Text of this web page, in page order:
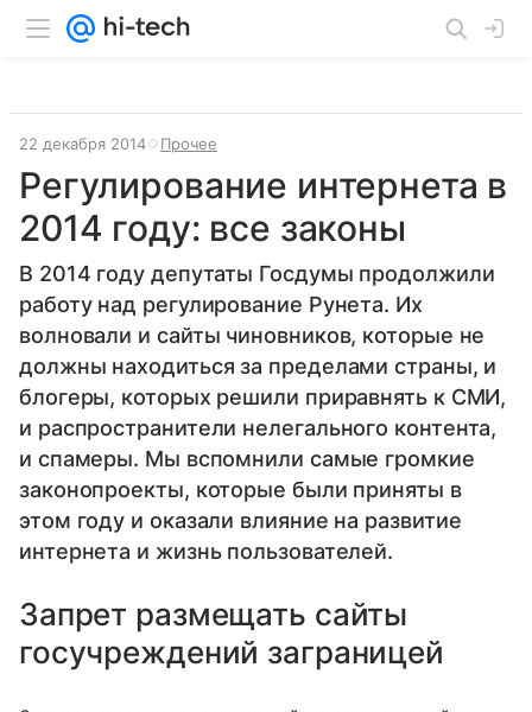
22 декабря 2014 Прочее
Регулирование интернета в
2014 году: все законы
В 2014 году депутаты Госдумы продолжили
работу над регулирование Рунета. Их
волновали и сайты чиновников, которые не
должны находиться за пределами страны, и
блогеры, которых решили приравнять к СМИ,
и распространители нелегального контента,
и спамеры. Мы вспомнили самые громкие
законопроекты, которые были приняты в
этом году и оказали влияние на развитие
интернета и жизнь пользователей.
Запрет размещать сайты
госучреждений заграницей